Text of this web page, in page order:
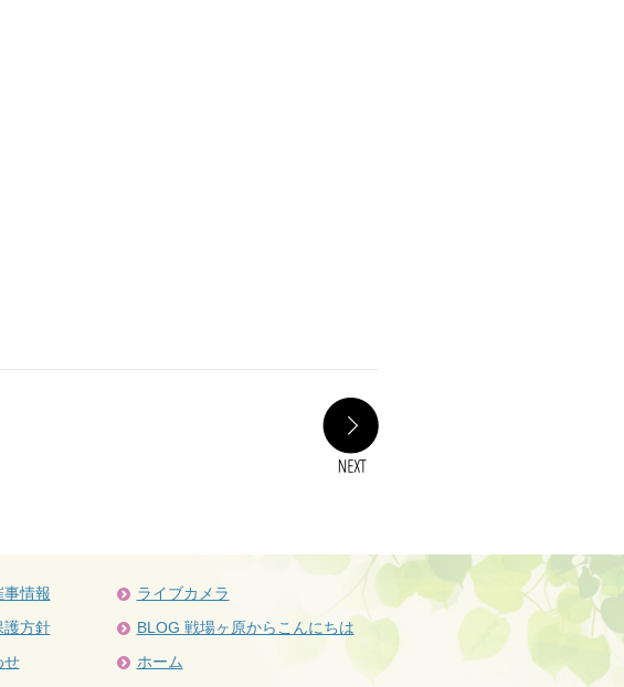
事情報
護方針
せ
ライブカメラ
BLOG 戦場ヶ原からこんにちは
ホーム